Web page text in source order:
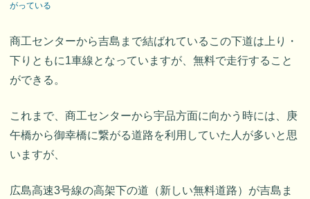
がっている
商工センターから吉島まで結ばれているこの下道は上り・
下りともに1車線となっていますが、無料で走行すること
ができる。
これまで、商工センターから宇品方面に向かう時には、庚
午橋から御幸橋に繋がる道路を利用していた人が多いと思
いますが、
広島高速3号線の高架下の道（新しい無料道路）が吉島ま